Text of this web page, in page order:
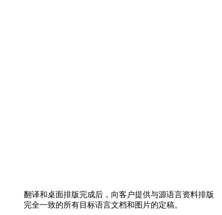
翻译和桌面排版完成后，向客户提供与源语言资料排版
完全一致的所有目标语言文档和图片的定稿。